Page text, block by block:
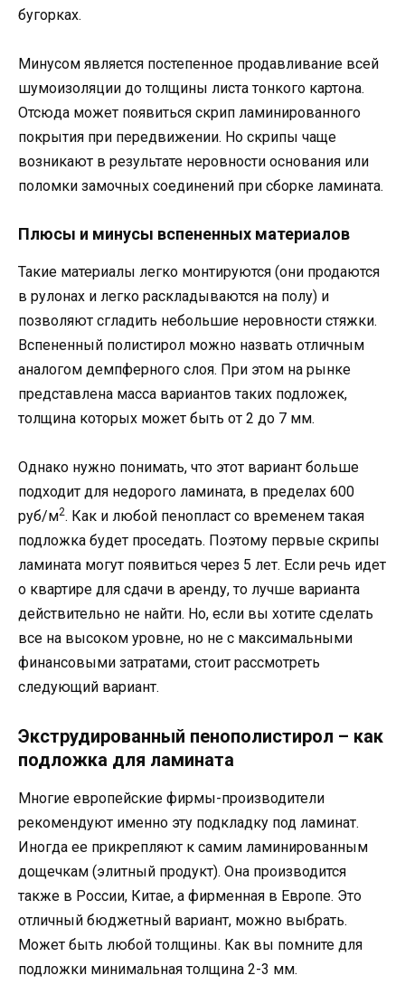
бугорках.
Минусом является постепенное продавливание всей
шумоизоляции до толщины листа тонкого картона.
Отсюда может появиться скрип ламинированного
покрытия при передвижении. Но скрипы чаще
возникают в результате неровности основания или
поломки замочных соединений при сборке ламината.
Плюсы и минусы вспененных материалов
Такие материалы легко монтируются (они продаются
в рулонах и легко раскладываются на полу) и
позволяют сгладить небольшие неровности стяжки.
Вспененный полистирол можно назвать отличным
аналогом демпферного слоя. При этом на рынке
представлена масса вариантов таких подложек,
толщина которых может быть от 2 до 7 мм.
Однако нужно понимать, что этот вариант больше
подходит для недорого ламината, в пределах 600
руб/м2. Как и любой пенопласт со временем такая
подложка будет проседать. Поэтому первые скрипы
ламината могут появиться через 5 лет. Если речь идет
о квартире для сдачи в аренду, то лучше варианта
действительно не найти. Но, если вы хотите сделать
все на высоком уровне, но не с максимальными
финансовыми затратами, стоит рассмотреть
следующий вариант.
Экструдированный пенополистирол – как
подложка для ламината
Многие европейские фирмы-производители
рекомендуют именно эту подкладку под ламинат.
Иногда ее прикрепляют к самим ламинированным
дощечкам (элитный продукт). Она производится
также в России, Китае, а фирменная в Европе. Это
отличный бюджетный вариант, можно выбрать.
Может быть любой толщины. Как вы помните для
подложки минимальная толщина 2-3 мм.